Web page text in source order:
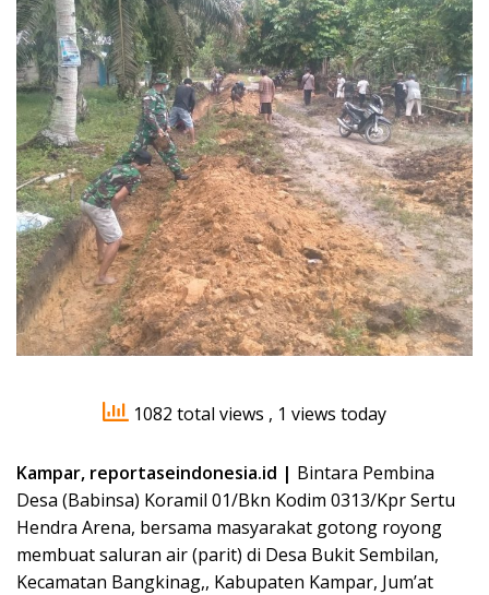
1082 total views , 1 views today
Kampar, reportaseindonesia.id | Bintara Pembina
Desa (Babinsa) Koramil 01/Bkn Kodim 0313/Kpr Sertu
Hendra Arena, bersama masyarakat gotong royong
membuat saluran air (parit) di Desa Bukit Sembilan,
Kecamatan Bangkinag,, Kabupaten Kampar, Jum’at